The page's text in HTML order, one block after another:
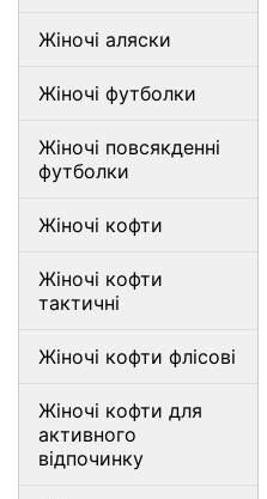
Жіночі аляски
Жіночі футболки
Жіночі повсякденні
футболки
Жіночі кофти
Жіночі кофти
тактичні
Жіночі кофти флісові
Жіночі кофти для
активного
відпочинку